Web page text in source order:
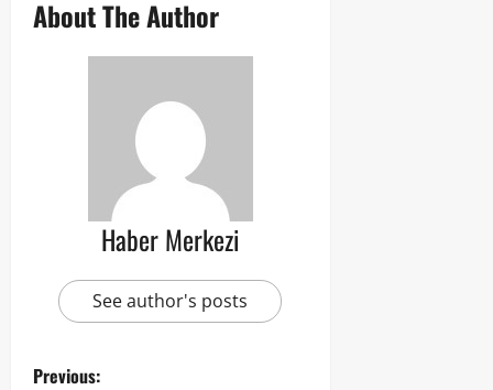
About The Author
Haber Merkezi
See author's posts
Previous: